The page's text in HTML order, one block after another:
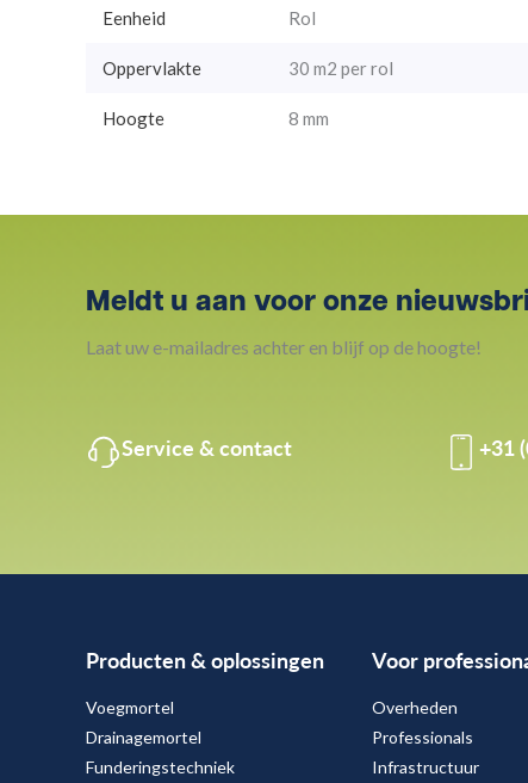
Eenheid Rol
Oppervlakte 30 m2 per rol
Hoogte 8 mm
Meldt u aan voor onze
Laat uw e-mailadres achter en blijf op de hoogte!
Service & contact +31
Producten & oplossingen
Voegmortel
Drainagemortel
Funderingstechniek
Voor
Overheden
Professionals
Infrastructuur